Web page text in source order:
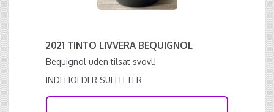
2021 TINTO LIVVERA BEQUIGNOL
Bequignol uden tilsat svovl!
INDEHOLDER SULFITTER